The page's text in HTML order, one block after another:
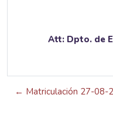
Att: Dpto. de
← Matriculación 27-08-